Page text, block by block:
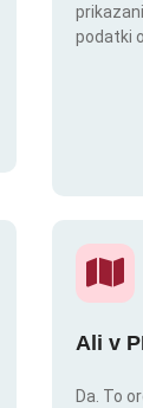
podatki
Ali v
Da. To